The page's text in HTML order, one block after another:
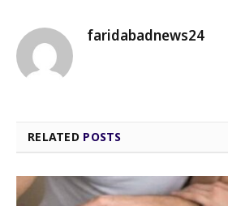
faridabadnews24
RELATED POSTS